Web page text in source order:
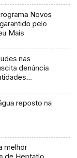
Novos
pelo
Mais
nas
denúncia
reposto na
melhor